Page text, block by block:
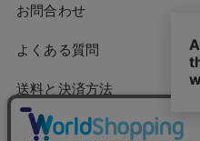
お問合わせ
よくある質問
送料と決済方法
配送日の目安